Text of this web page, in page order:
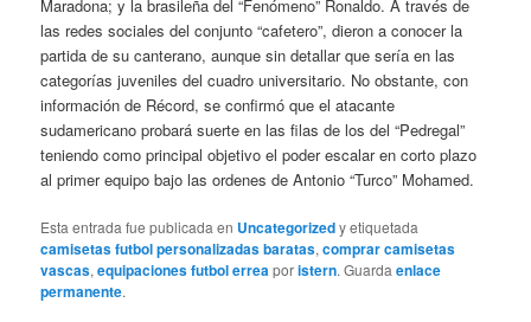
Maradona; y la brasileña del “Fenómeno” Ronaldo. A través de
las redes sociales del conjunto “cafetero”, dieron a conocer la
partida de su canterano, aunque sin detallar que sería en las
categorías juveniles del cuadro universitario. No obstante, con
información de Récord, se confirmó que el atacante
sudamericano probará suerte en las filas de los del “Pedregal”
teniendo como principal objetivo el poder escalar en corto plazo
al primer equipo bajo las ordenes de Antonio “Turco” Mohamed.
Esta entrada fue publicada en Uncategorizedy etiquetada
camisetas futbol personalizadas baratas,comprar camisetas
vascas,equipaciones futbol erreaporistern. Guardaenlace
permanente.